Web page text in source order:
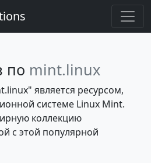
по mint.linux
является ресурсом,
системе Linux Mint.
коллекцию
с этой популярной